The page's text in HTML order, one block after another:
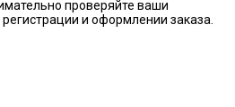
проверяйте ваши
и оформлении заказа.